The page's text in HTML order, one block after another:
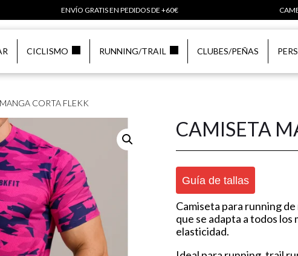
ENVÍO GRATIS EN PEDIDOS DE +60€
CICLISMO RUNNING/TRAIL CLUBES/PEÑAS
CORTA FLEKK
CAMISETA
Camiseta para running
que se adapta a todos
elasticidad.
Guía de tallas